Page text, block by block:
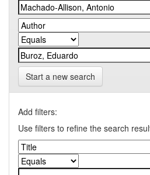
Start a new search
Add filters:
Use filters to refine the search